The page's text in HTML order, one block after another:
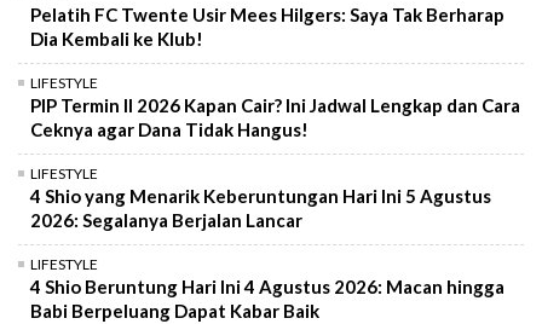
Pelatih FC Twente Usir Mees Hilgers: Saya Tak Berharap
Dia Kembali ke Klub!
LIFESTYLE
PIP Termin II 2026 Kapan Cair? Ini Jadwal Lengkap dan Cara
Ceknya agar Dana Tidak Hangus!
LIFESTYLE
4 Shio yang Menarik Keberuntungan Hari Ini 5 Agustus
2026: Segalanya Berjalan Lancar
LIFESTYLE
4 Shio Beruntung Hari Ini 4 Agustus 2026: Macan hingga
Babi Berpeluang Dapat Kabar Baik